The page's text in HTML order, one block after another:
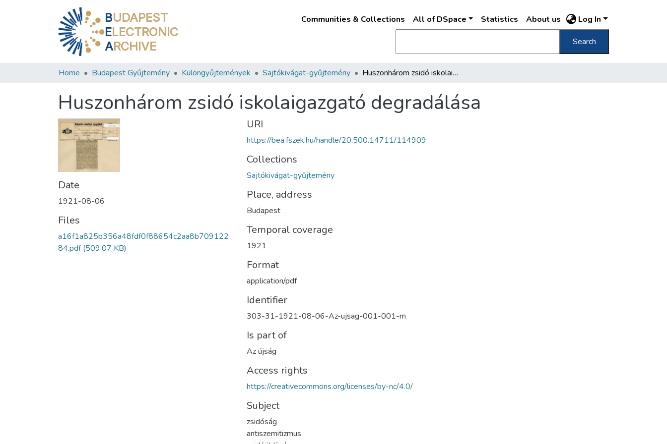
BUDAPEST
ELECTRONIC
ARCHIVE
Communities & Collections All of DSpace Statistics About us Log In
Search
Home Budapest Gyűjtemény Különgyűjtemények Sajtókivágat-gyűjtemény Huszonhárom zsidó iskolaigazgató degradálása
Huszonhárom zsidó iskolaigazgató degradálása
Date
1921-08-06
Files
a16f1a825b356a48fdf0f88654c2aa8b709122
84.pdf(509.07 KB)
URI
https://bea.fszek.hu/handle/20.500.14711/114909
Collections
Sajtókivágat-gyűjtemény
Place, address
Budapest
Temporal coverage
1921
Format
application/pdf
Identifier
303-31-1921-08-06-Az-ujsag-001-001-m
Is part of
Az újság
Access rights
https://creativecommons.org/licenses/by-nc/4.0/
Subject
zsidóság
antiszemitizmus